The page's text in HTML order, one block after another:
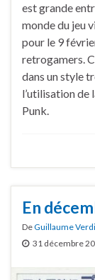
est grande
monde du jeu
pour le 9
retrogamers.
dans un style
l’utilisation de
Punk.
En
DeGuillaume
31 décembre